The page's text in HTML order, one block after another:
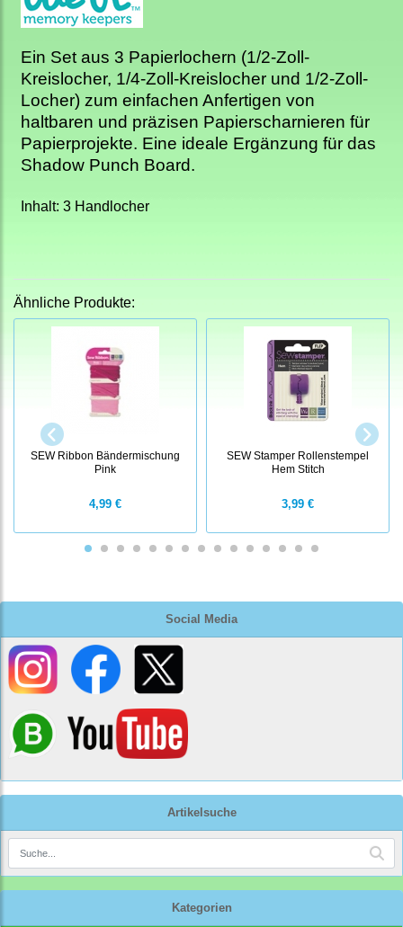
Social Media
Artikelsuche
Kategorien
Ein Set aus 3 Papierlochern (1/2-Zoll-
Kreislocher, 1/4-Zoll-Kreislocher und 1/2-Zoll-
Locher) zum einfachen Anfertigen von
haltbaren und präzisen Papierscharnieren für
Papierprojekte. Eine ideale Ergänzung für das
Shadow Punch Board.
Inhalt: 3 Handlocher
Ähnliche Produkte:
SEW Ribbon Bändermischung
Pink
4,99 €
SEW Stamper Rollenstempel
Hem Stitch
3,99 €